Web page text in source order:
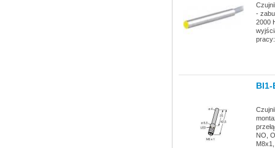
-
2000
BI1-
NO,